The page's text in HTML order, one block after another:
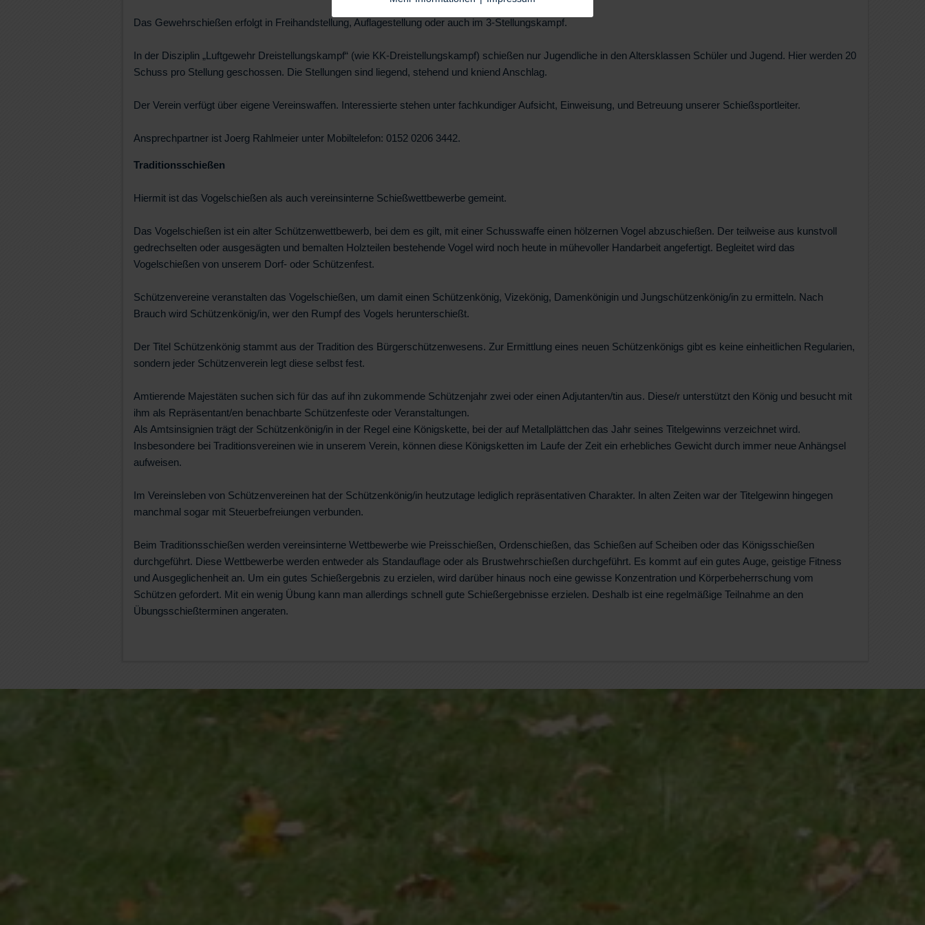
Das Gewehrschießen erfolgt in Freihandstellung, Auflagestellung oder auch im 3-Stellungskampf.
In der Disziplin „Luftgewehr Dreistellungskampf“ (wie KK-Dreistellungskampf) schießen nur Jugendliche in den Altersklassen Schüler und Jugend. Hier werden 20
Schuss pro Stellung geschossen. Die Stellungen sind liegend, stehend und kniend Anschlag.
Der Verein verfügt über eigene Vereinswaffen. Interessierte stehen unter fachkundiger Aufsicht, Einweisung, und Betreuung unserer Schießsportleiter.
Ansprechpartner ist Joerg Rahlmeier unter Mobiltelefon: 0152 0206 3442.
Traditionsschießen
Hiermit ist das Vogelschießen als auch vereinsinterne Schießwettbewerbe gemeint.
Das Vogelschießen ist ein alter Schützenwettbewerb, bei dem es gilt, mit einer Schusswaffe einen hölzernen Vogel abzuschießen. Der teilweise aus kunstvoll
gedrechselten oder ausgesägten und bemalten Holzteilen bestehende Vogel wird noch heute in mühevoller Handarbeit angefertigt. Begleitet wird das
Vogelschießen von unserem Dorf- oder Schützenfest.
Schützenvereine veranstalten das Vogelschießen, um damit einen Schützenkönig, Vizekönig, Damenkönigin und Jungschützenkönig/in zu ermitteln. Nach
Brauch wird Schützenkönig/in, wer den Rumpf des Vogels herunterschießt.
Der Titel Schützenkönig stammt aus der Tradition des Bürgerschützenwesens. Zur Ermittlung eines neuen Schützenkönigs gibt es keine einheitlichen Regularien,
sondern jeder Schützenverein legt diese selbst fest.
Amtierende Majestäten suchen sich für das auf ihn zukommende Schützenjahr zwei oder einen Adjutanten/tin aus. Diese/r unterstützt den König und besucht mit
ihm als Repräsentant/en benachbarte Schützenfeste oder Veranstaltungen.
Als Amtsinsignien trägt der Schützenkönig/in in der Regel eine Königskette, bei der auf Metallplättchen das Jahr seines Titelgewinns verzeichnet wird.
Insbesondere bei Traditionsvereinen wie in unserem Verein, können diese Königsketten im Laufe der Zeit ein erhebliches Gewicht durch immer neue Anhängsel
aufweisen.
Im Vereinsleben von Schützenvereinen hat der Schützenkönig/in heutzutage lediglich repräsentativen Charakter. In alten Zeiten war der Titelgewinn hingegen
manchmal sogar mit Steuerbefreiungen verbunden.
Beim Traditionsschießen werden vereinsinterne Wettbewerbe wie Preisschießen, Ordenschießen, das Schießen auf Scheiben oder das Königsschießen
durchgeführt. Diese Wettbewerbe werden entweder als Standauflage oder als Brustwehrschießen durchgeführt. Es kommt auf ein gutes Auge, geistige Fitness
und Ausgeglichenheit an. Um ein gutes Schießergebnis zu erzielen, wird darüber hinaus noch eine gewisse Konzentration und Körperbeherrschung vom
Schützen gefordert. Mit ein wenig Übung kann man allerdings schnell gute Schießergebnisse erzielen. Deshalb ist eine regelmäßige Teilnahme an den
Übungsschießterminen angeraten.